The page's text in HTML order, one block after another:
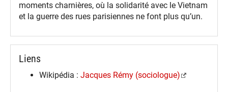
moments charnières, où la solidarité avec le Vietnam
et la guerre des rues parisiennes ne font plus qu’un.
Liens
Wikipédia : Jacques Rémy (sociologue)